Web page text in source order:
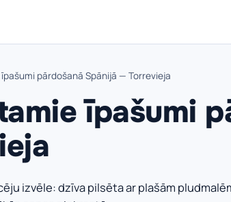
pārdošanā Spānijā — Torrevieja
īpašumi
izvēle: dzīva pilsēta ar plašām